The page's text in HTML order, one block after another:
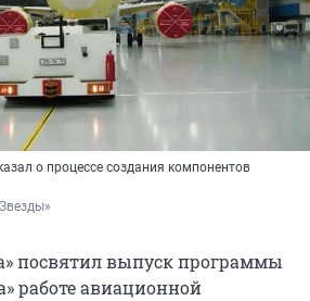
о процессе создания компонентов
посвятил выпуск программы
работе авиационной